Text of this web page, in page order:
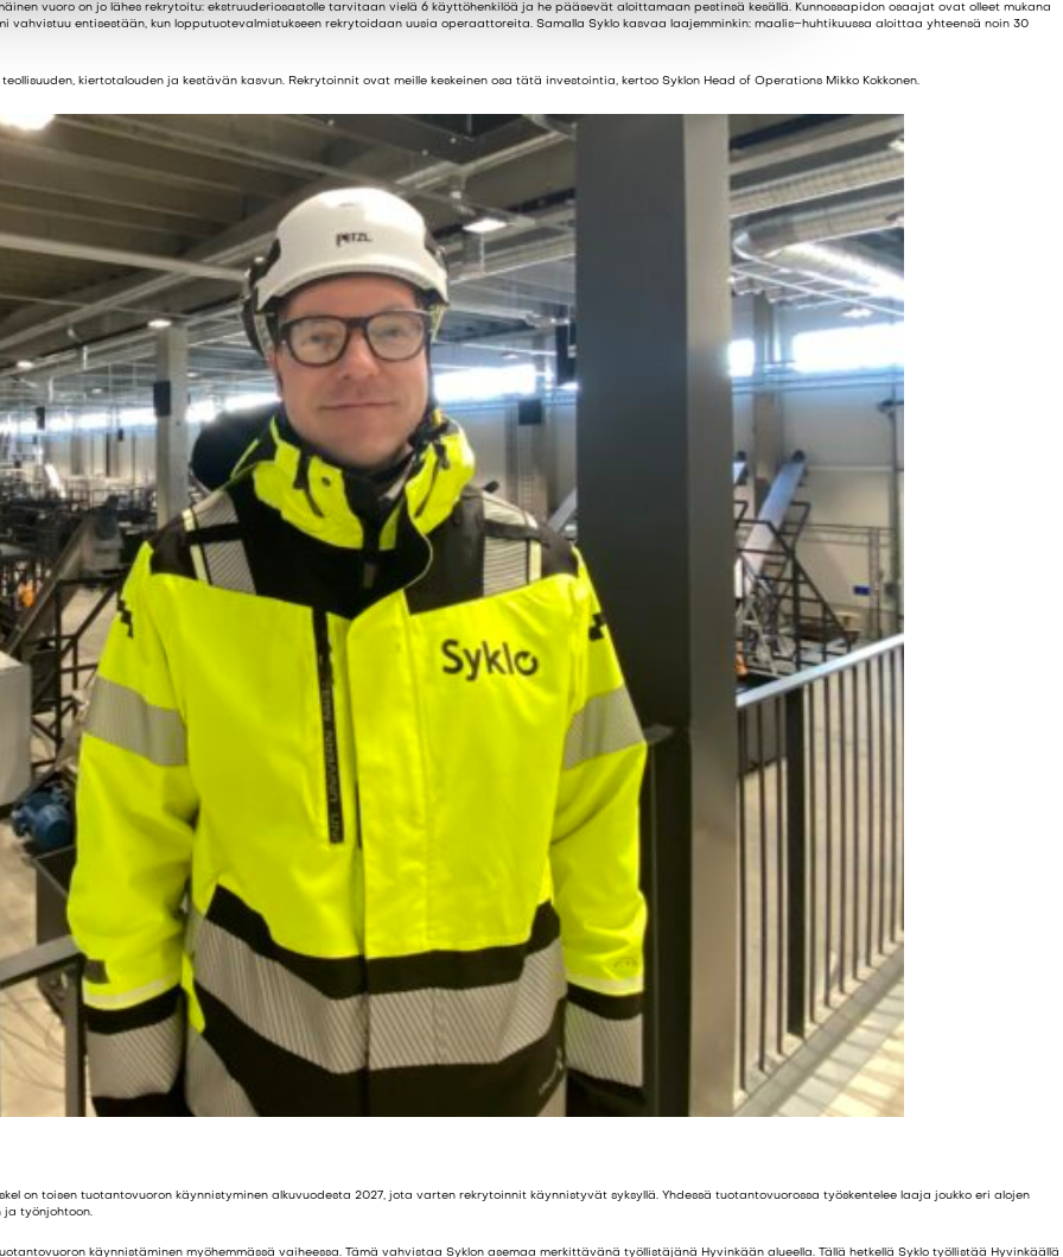
vuoro on jo lähes rekrytoitu: ekstruuderiosastolle tarvitaan vielä 6 käyttöhenkilöä ja he pääsevät aloittamaan pestinsä kesällä. Kunnossapidon osaajat ovat olleet mukana
entisestään, kun lopputuotevalmistukseen rekrytoidaan uusia operaattoreita. Samalla Syklo kasvaa laajemminkin: maalis–huhtikuussa aloittaa yhteensä noin 30
kiertotalouden ja kestävän kasvun. Rekrytoinnit ovat meille keskeinen osa tätä investointia, kertoo Syklon Head of Operations Mikko Kokkonen.
on toisen tuotantovuoron käynnistyminen alkuvuodesta 2027, jota varten rekrytoinnit käynnistyvät syksyllä. Yhdessä tuotantovuorossa työskentelee laaja joukko eri alojen
ja työnjohtoon.
käynnistäminen myöhemmässä vaiheessa. Tämä vahvistaa Syklon asemaa merkittävänä työllistäjänä Hyvinkään alueella. Tällä hetkellä Syklo työllistää Hyvinkäällä